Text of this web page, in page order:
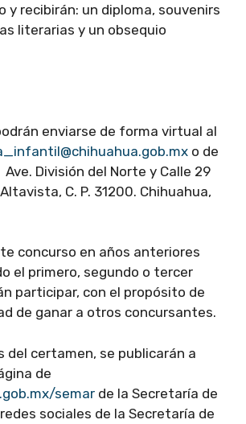
y recibirán: un diploma, souvenirs
literarias y un obsequio
enviarse de forma virtual al
o de
División del Norte y Calle 29
C. P. 31200. Chihuahua,
concurso en años anteriores
el primero, segundo o tercer
participar, con el propósito de
de ganar a otros concursantes.
del certamen, se publicarán a
de
semar de la Secretaría de
sociales de la Secretaría de